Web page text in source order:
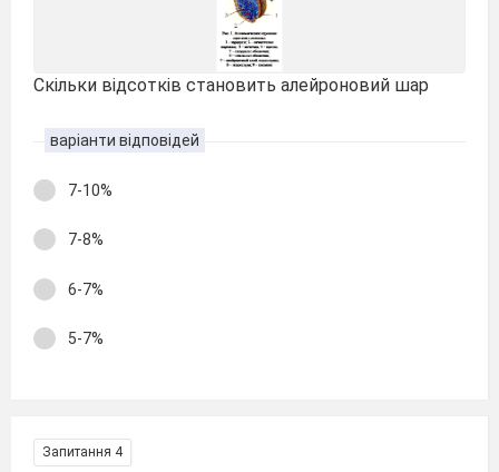
Скільки відсотків становить алейроновий шар
варіанти відповідей
7-10%
7-8%
6-7%
5-7%
Запитання 4